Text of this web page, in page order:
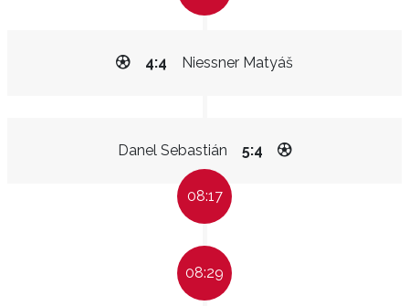
Niessner Matyáš
4:4
Danel Sebastián 5:4
08:17
08:29